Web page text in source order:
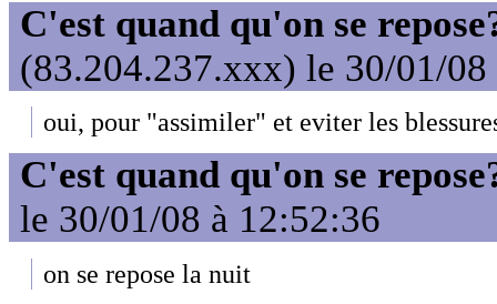
C'est quand qu'on se
(83.204.237.xxx) le 30/01/08
oui, pour "assimiler" et eviter les
C'est quand qu'on se
le 30/01/08 à 12:52:36
on se repose la nuit